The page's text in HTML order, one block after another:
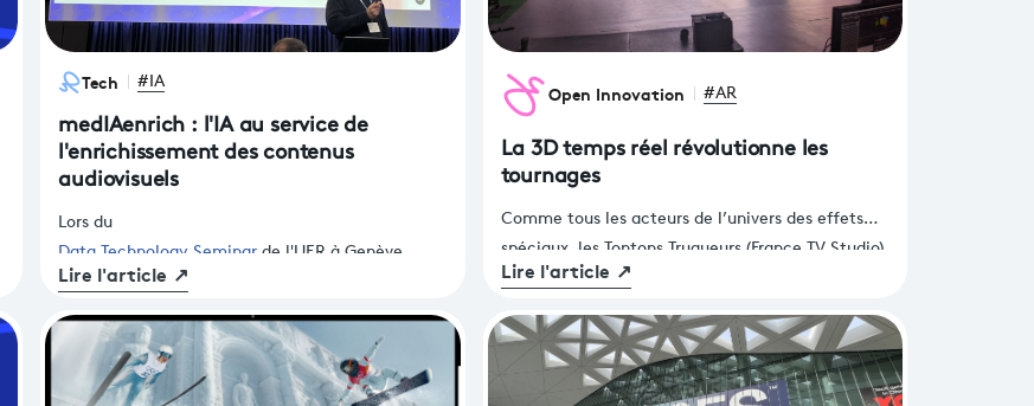
Tech #IA
medIAenrich : l'IA au service de
l'enrichissement des contenus
audiovisuels
Lors du
Data Technology Seminar de l'UER à Genève,
Skander Ben Attia, directeur des Technologies et
Systèmes d'Information de France Télevisions a
annoncé la mise à disposition de medIAenrich aux
membres de l'EBU. Ces services IA, codéveloppés
par France Télévisions et Télécom SudParis,
Lire l'article ↗
Open Innovation #AR
La 3D temps réel révolutionne les
tournages
Comme tous les acteurs de l’univers des effets
spéciaux, les Tontons Truqueurs (France TV Studio)
sont engagés dans une course permanente à
tournage et surtout des productions toujours plus
qualitatives.
Lire l'article ↗